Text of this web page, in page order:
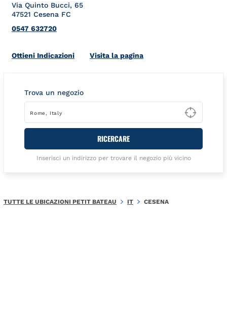
Via Quinto Bucci, 65
47521 Cesena FC
0547 632720
Ottieni IndicazioniLink Opens in New Tab
Visita la pagina
Trova un negozio
Type
RICERCARE
Inserisci un indirizzo per trovare il negozio più vicino
TUTTE LE UBICAZIONI PETIT BATEAU IT CESENA